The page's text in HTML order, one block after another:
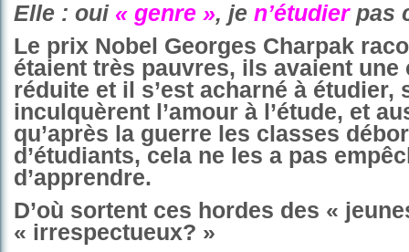
Elle : oui « genre », je n’étudier pas
Le prix Nobel Georges Charpak
étaient très pauvres, ils avaient une
réduite et il s’est acharné à étudier,
inculquèrent l’amour à l’étude, et
qu’après la guerre les classes
d’étudiants, cela ne les a pas
d’apprendre.
D’où sortent ces hordes des «
« irrespectueux? »